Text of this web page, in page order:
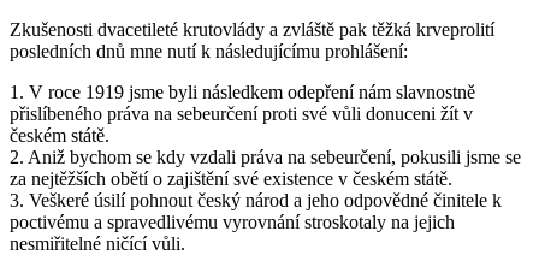
Zkušenosti dvacetileté krutovlády a zvláště pak těžká krveprolití
posledních dnů mne nutí k následujícímu prohlášení:
1. V roce 1919 jsme byli následkem odepření nám slavnostně
přislíbeného práva na sebeurčení proti své vůli donuceni žít v
českém státě.
2. Aniž bychom se kdy vzdali práva na sebeurčení, pokusili jsme se
za nejtěžších obětí o zajištění své existence v českém státě.
3. Veškeré úsilí pohnout český národ a jeho odpovědné činitele k
poctivému a spravedlivému vyrovnání stroskotaly na jejich
nesmiřitelné ničící vůli.